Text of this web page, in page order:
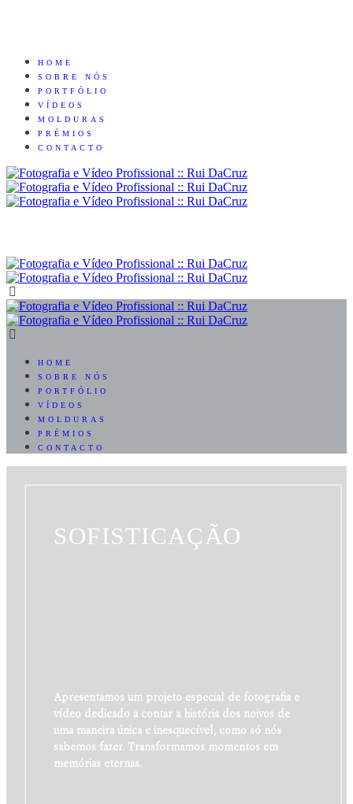
HOME
SOBRE NÓS
PORTFÓLIO
VÍDEOS
MOLDURAS
PRÉMIOS
CONTACTO
HOME
SOBRE NÓS
PORTFÓLIO
VÍDEOS
MOLDURAS
PRÉMIOS
CONTACTO
SOFISTICAÇÃO
Apresentamos um projeto especial de fotografia e
vídeo dedicado a contar a história dos noivos de
uma maneira única e inesquecível, como só nós
sabemos fazer. Transformamos momentos em
memórias eternas.